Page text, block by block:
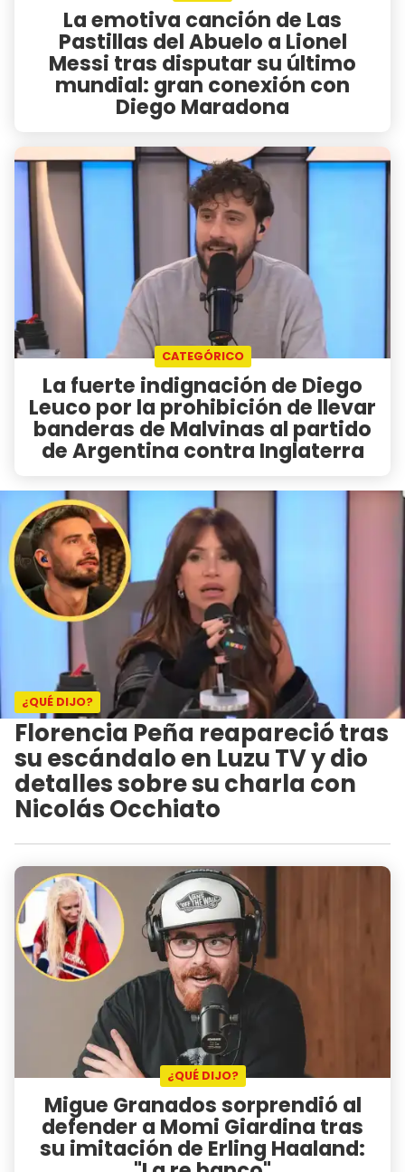
La emotiva canción de Las
Pastillas del Abuelo a Lionel
Messi tras disputar su último
mundial: gran conexión con
Diego Maradona
CATEGÓRICO
La fuerte indignación de Diego
Leuco por la prohibición de llevar
banderas de Malvinas al partido
de Argentina contra Inglaterra
¿QUÉ DIJO?
Florencia Peña reapareció tras
su escándalo en Luzu TV y dio
detalles sobre su charla con
Nicolás Occhiato
¿QUÉ DIJO?
Migue Granados sorprendió al
defender a Momi Giardina tras
su imitación de Erling Haaland: